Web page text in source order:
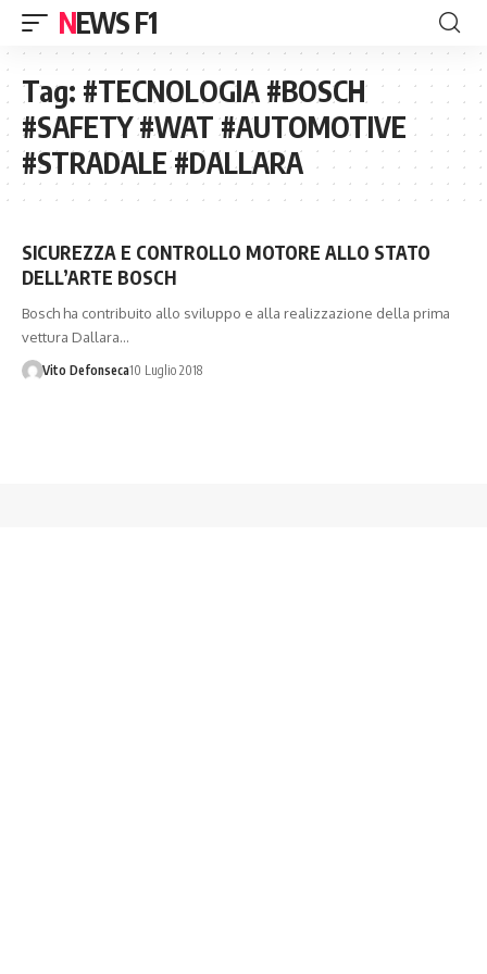
NEWS F1
Tag: #TECNOLOGIA #BOSCH
#SAFETY #WAT #AUTOMOTIVE
#STRADALE #DALLARA
SICUREZZA E CONTROLLO MOTORE ALLO STATO
DELL’ARTE BOSCH
Bosch ha contribuito allo sviluppo e alla realizzazione della prima
vettura Dallara…
Vito Defonseca10 Luglio 2018